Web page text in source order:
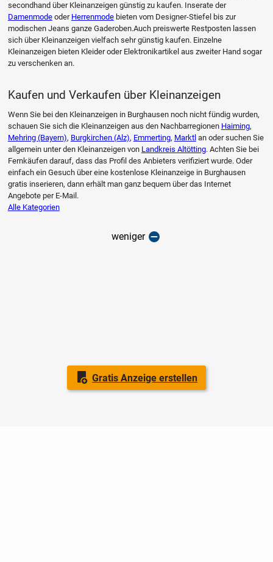
Gratis Anzeige erstellen
secondhand über Kleinanzeigen günstig zu kaufen. Inserate der
Damenmodeoder Herrenmodebieten vom Designer-Stiefel bis zur
modischen Jeans ganze Gaderoben.Auch preiswerte Restposten lassen
sich über Kleinanzeigen vielfach sehr günstig kaufen. Einzelne
Kleinanzeigen bieten Kleider oder Elektronikartikel aus zweiter Hand sogar
zu verschenken an.
Kaufen und Verkaufen über Kleinanzeigen
Wenn Sie bei den Kleinanzeigen in Burghausen noch nicht fündig wurden,
schauen Sie sich die Kleinanzeigen aus den Nachbarregionen Haiming,
Mehring (Bayern), Burgkirchen (Alz), Emmerting, Marktl an oder suchen Sie
allgemein unter den Kleinanzeigen von Landkreis Altötting. Achten Sie bei
Fernkäufen darauf, dass das Profil des Anbieters verifiziert wurde. Oder
einfach ein Gesuch über eine kostenlose Kleinanzeige in Burghausen
gratis inserieren, dann erhält man ganz bequem über das Internet
Angebote per E-Mail.
Alle Kategorien
weniger